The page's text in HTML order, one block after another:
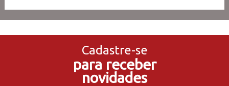
no Cartão de Crédito
5% de Desconto
no Pagamento PIX
Cadastre-se
para receber
novidades